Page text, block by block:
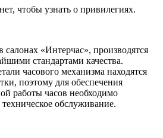
чтобы узнать о привилегиях.
«Интерчас», производятся
стандартами качества.
часового механизма находятся
поэтому для обеспечения
работы часов необходимо
обслуживание.